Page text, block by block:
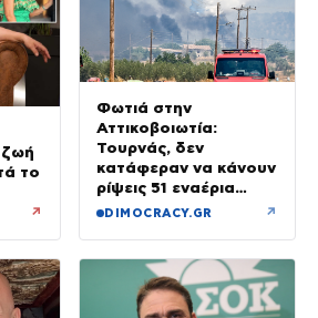
ζωή
το
↗
Φωτιά στην
Αττικοβοιωτία:
Τουρνάς, δεν
κατάφεραν να κάνουν
ρίψεις 51 εναέρια
μέσα
DIMOCRACY.GR ↗